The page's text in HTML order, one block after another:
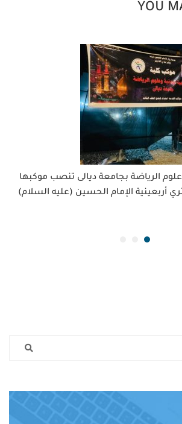
YOU
وعلوم الرياضة بجامعة ديالى تنصب موكبها
أربعينية الإمام الحسين (عليه السلام)